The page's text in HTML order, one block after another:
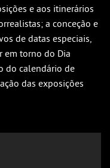
e aos itinerários
a conceção e
de datas especiais,
em torno do Dia
do calendário de
das exposições